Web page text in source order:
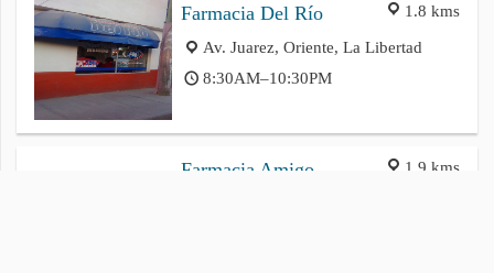
1.8 kms
Farmacia Del Río
Av. Juarez, Oriente, La Libertad
8:30AM–10:30PM
1.9 kms
Farmacia Amigo